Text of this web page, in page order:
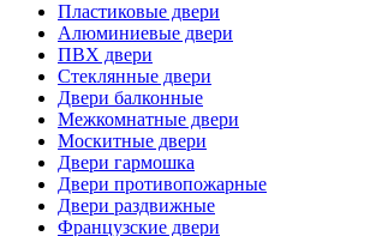
Пластиковые двери
Алюминиевые двери
ПВХ двери
Стеклянные двери
Двери балконные
Межкомнатные двери
Москитные двери
Двери гармошка
Двери противопожарные
Двери раздвижные
Французские двери